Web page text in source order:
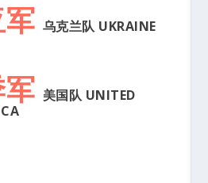
乌克兰队 UKRAINE
美国队 UNITED